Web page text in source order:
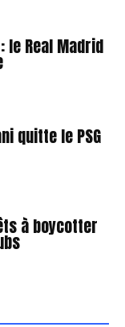
le Real Madrid
quitte le PSG
à boycotter